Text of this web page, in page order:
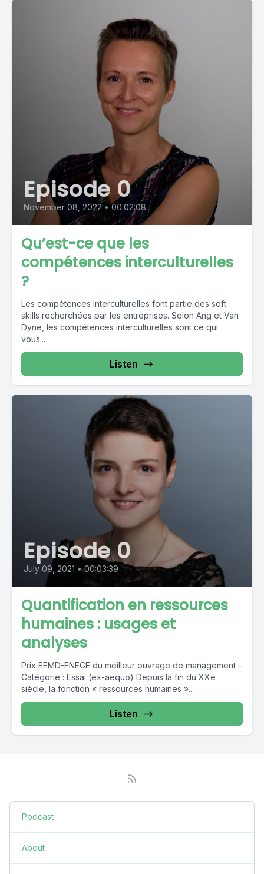
Episode 0
November 08, 2022 • 00:02:08
Qu’est-ce que les
compétences interculturelles
?
Les compétences interculturelles font partie des soft
skills recherchées par les entreprises. Selon Ang et Van
Dyne, les compétences interculturelles sont ce qui
vous...
Listen
Episode 0
July 09, 2021 • 00:03:39
Quantification en ressources
humaines : usages et
analyses
Prix EFMD-FNEGE du meilleur ouvrage de management –
Catégorie : Essai (ex-aequo) Depuis la fin du XXe
siècle, la fonction « ressources humaines »...
Listen
Podcast
About